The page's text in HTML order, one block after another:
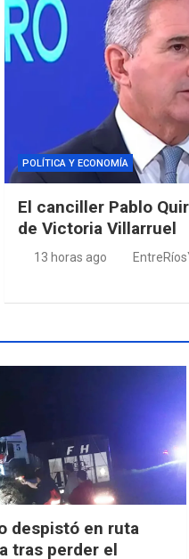
POLÍTICA Y ECONOMÍA
El canciller Pablo
de Victoria Villarruel
13 horas ago
despistó en ruta
tras perder el